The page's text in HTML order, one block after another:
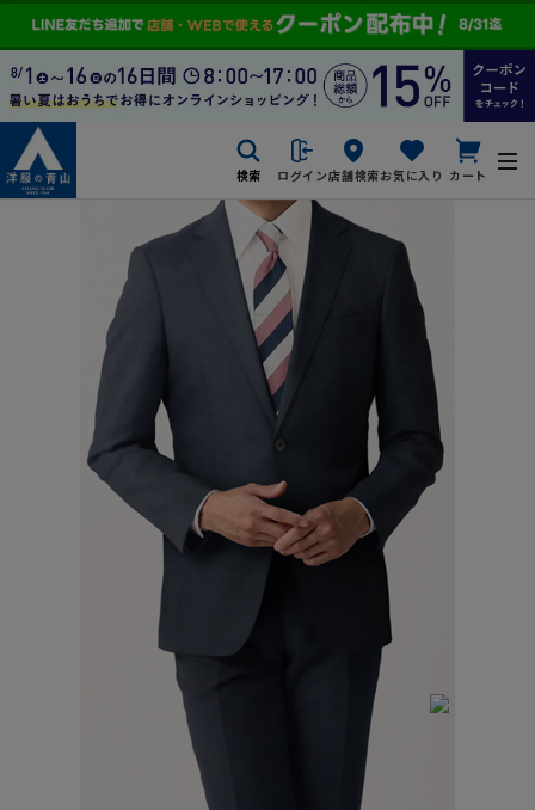
検索 ログイン店舗検索お気に入り カート